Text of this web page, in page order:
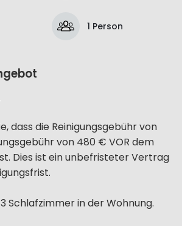
1 Person
dass die Reinigungsgebühr von
von 480 € VOR dem
Dies ist ein unbefristeter Vertrag
Schlafzimmer in der Wohnung.